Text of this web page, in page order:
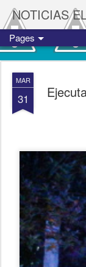
NOTICIAS
Pages
MAR
31